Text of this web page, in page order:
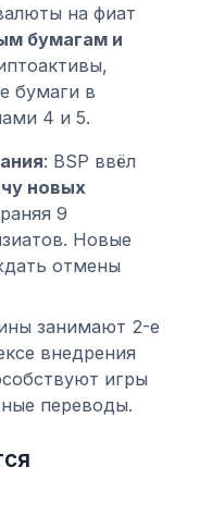
на фиат
бумагам и
бумаги в
4 и 5.
: BSP ввёл
новых
9
Новые
отмены
занимают 2-е
внедрения
игры
переводы.